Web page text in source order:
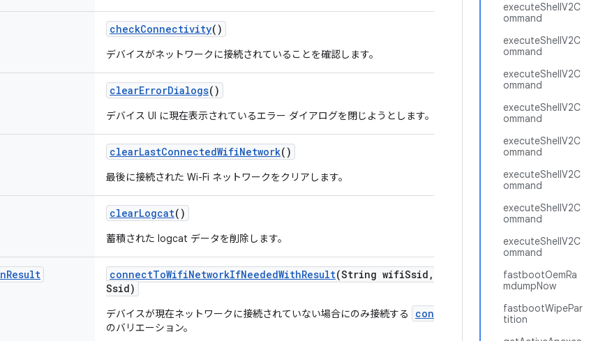
executeShellV2C
ommand
executeShellV2C
ommand
executeShellV2C
ommand
executeShellV2C
ommand
executeShellV2C
ommand
executeShellV2C
ommand
executeShellV2C
ommand
executeShellV2C
ommand
fastbootOemRa
mdumpNow
fastbootWipePar
tition
checkConnectivity()
デバイスがネットワークに接続されていることを確認します。
clearErrorDialogs()
デバイス UI に現在表示されているエラー ダイアログを閉じようとします。
clearLastConnectedWifiNetwork()
最後に接続された Wi-Fi ネットワークをクリアします。
clearLogcat()
蓄積された logcat データを削除します。
Result connectToWifiNetworkIfNeededWithResult(String wifiSsid , Psk,boolean scan
Ssid)
デバイスが現在ネットワークに接続されていない場合にのみ接続する
のバリエーション。